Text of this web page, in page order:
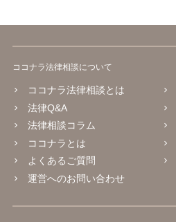
ココナラ法律相談について
ココナラ法律相談とは
法律Q&A
法律相談コラム
ココナラとは
よくあるご質問
運営へのお問い合わせ